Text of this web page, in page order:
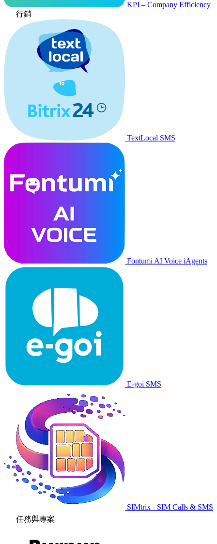
KPI – Company Efficiency
行銷
TextLocal SMS
Fontumi AI Voice iAgents
E-goi SMS
SIMtrix - SIM Calls & SMS
任務與專案